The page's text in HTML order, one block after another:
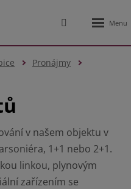
Vyhledávání
Pronájmy
v našem objektu v
1+1 nebo 2+1.
linkou, plynovým
zařízením se